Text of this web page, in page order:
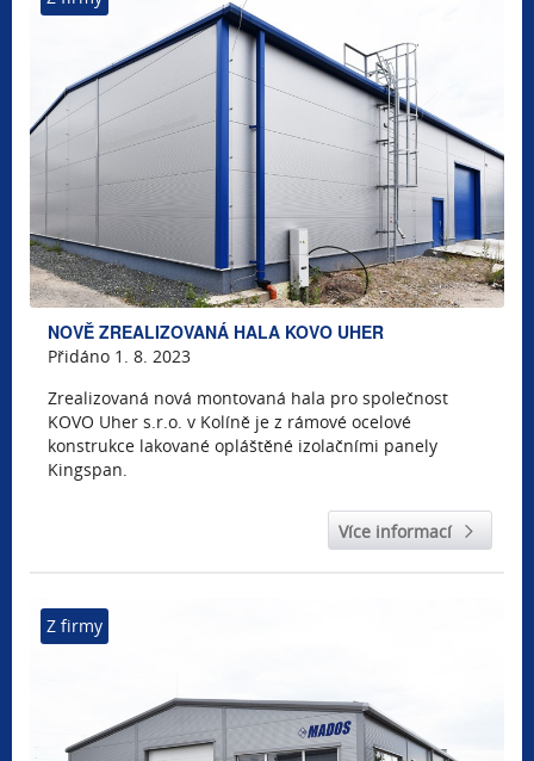
NOVĚ ZREALIZOVANÁ HALA KOVO UHER
Přidáno 1. 8. 2023
Zrealizovaná nová montovaná hala pro společnost
KOVO Uher s.r.o. v Kolíně je z rámové ocelové
konstrukce lakované opláštěné izolačními panely
Kingspan.
Více informací
Z firmy